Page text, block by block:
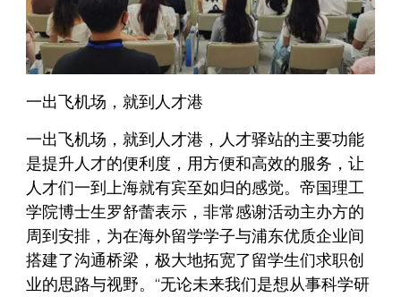
一出飞机场，就到人才港
一出飞机场，就到人才港，人才驿站的主要功能
是提升人才的便利度，用方便和高效的服务，让
人才们一到上海就有宾至如归的感觉。帝国理工
学院博士生罗舒蕾表示，非常感谢活动主办方的
周到安排，为在海外留学学子与浦东优质企业间
搭建了沟通桥梁，极大地拓宽了留学生们求职创
业的思路与视野。“无论未来我们是想从事科学研